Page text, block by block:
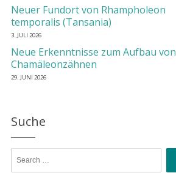
Neuer Fundort von Rhampholeon
temporalis (Tansania)
3. JULI 2026
Neue Erkenntnisse zum Aufbau von
Chamäleonzähnen
29. JUNI 2026
Suche